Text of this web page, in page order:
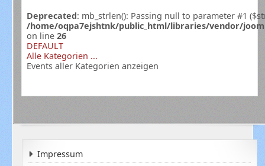
Deprecated: mb_strlen(): Passing null to parameter #1
/home/oqpa7ejshtnk/public_html/libraries/vendor/
on line26
DEFAULT
Alle Kategorien ...
Events aller Kategorien anzeigen
Impressum